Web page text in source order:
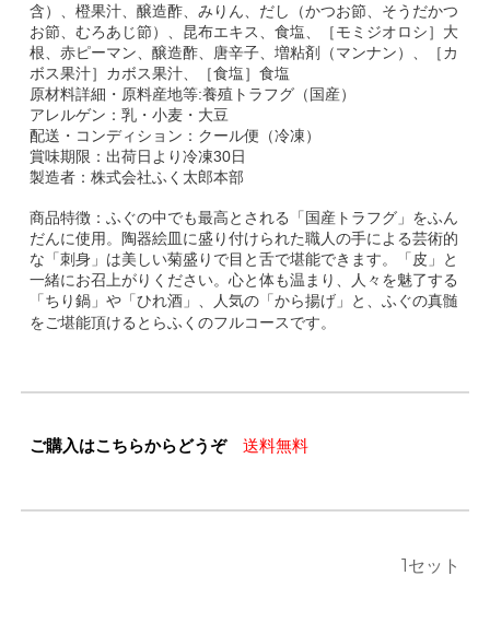
含）、橙果汁、醸造酢、みりん、だし（かつお節、そうだかつ
お節、むろあじ節）、昆布エキス、食塩、［モミジオロシ］大
根、赤ピーマン、醸造酢、唐辛子、増粘剤（マンナン）、［カ
ボス果汁］カボス果汁、［食塩］食塩
原材料詳細・原料産地等:養殖トラフグ（国産）
アレルゲン：乳・小麦・大豆
配送・コンディション：クール便（冷凍）
賞味期限：出荷日より冷凍30日
製造者：株式会社ふく太郎本部
商品特徴：ふぐの中でも最高とされる「国産トラフグ」をふん
だんに使用。陶器絵皿に盛り付けられた職人の手による芸術的
な「刺身」は美しい菊盛りで目と舌で堪能できます。「皮」と
一緒にお召上がりください。心と体も温まり、人々を魅了する
「ちり鍋」や「ひれ酒」、人気の「から揚げ」と、ふぐの真髄
をご堪能頂けるとらふくのフルコースです。
ご購入はこちらからどうぞ送料無料
1セット